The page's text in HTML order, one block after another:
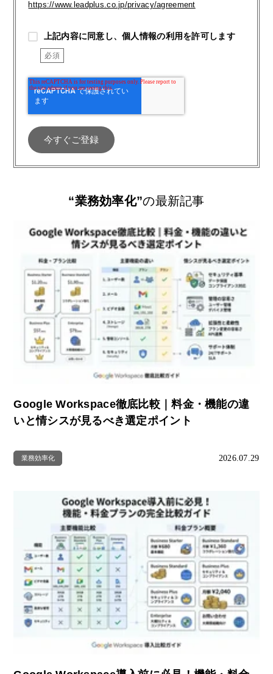
https://www.leadplus.co.jp/privacy/agreement
上記内容に同意し、個人情報の利用を許可します
“業務効率化”の最新記事
Google Workspace徹底比較｜料金・機能の違
いと情シスが見るべき選定ポイント
業務効率化 2026.07.29